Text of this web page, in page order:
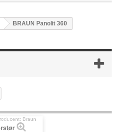
BRAUN Panolit 360
Braun